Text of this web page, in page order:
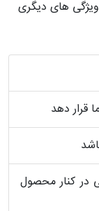
های دیگری
قرار دهد
در کنار محصول